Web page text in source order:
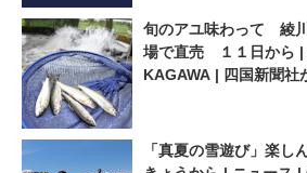
旬のアユ味わって 綾
場で直売 １１日から |
KAGAWA | 四国新聞社
「真夏の雪遊び」楽し